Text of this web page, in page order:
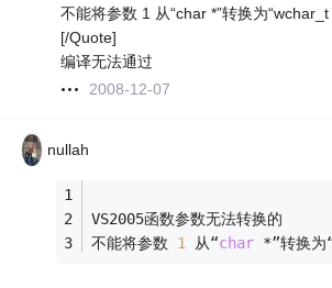
不能将参数 1 从“char *”转换为“wchar_t
[/Quote]
编译无法通过
2008-12-07
nullah
VS2005函数参数无法转换的
不能将参数 1 从“char *”转换为